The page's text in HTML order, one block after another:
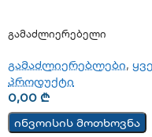
Გამაძლიერებელი
გამაძლიერებლები,
პროდუქტი
0,00 ₾
ინვოისის მოთხოვნა